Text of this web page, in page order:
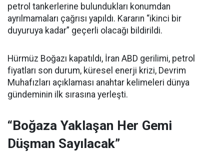
petrol tankerlerine bulundukları konumdan
ayrılmamaları çağrısı yapıldı. Kararın “ikinci bir
duyuruya kadar” geçerli olacağı bildirildi.
Hürmüz Boğazı kapatıldı, İran ABD gerilimi, petrol
fiyatları son durum, küresel enerji krizi, Devrim
Muhafızları açıklaması anahtar kelimeleri dünya
gündeminin ilk sırasına yerleşti.
“Boğaza Yaklaşan Her Gemi
Düşman Sayılacak”